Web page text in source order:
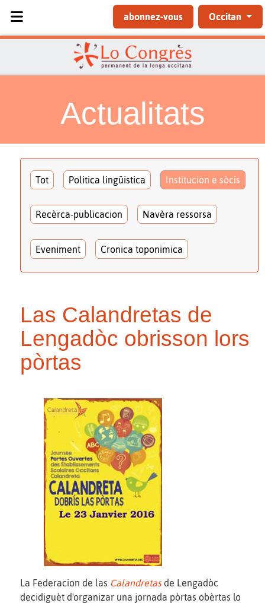
abonnez-vous Occitan
Actualitats
Tot Politica lingüistica Institucion e sòcis
Recèrca-publicacion Navèra ressorsa
Eveniment Cronica toponimica
Las Calandretas de
Lengadòc obrisson lors
pòrtas
La Federacion de las Calandretasde Lengadòc
decidiguèt d'organizar una jornada pòrtas obèrtas lo